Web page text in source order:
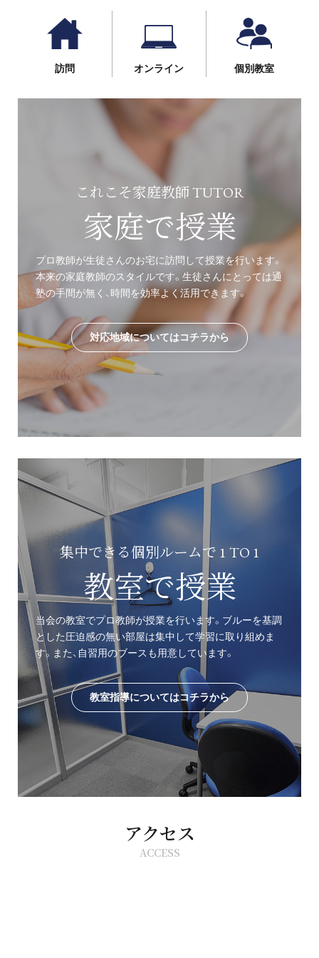
訪問 オンライン 個別教室
これこそ家庭教師 TUTOR
家庭で授業
プロ教師が生徒さんのお宅に訪問して授業を行います。
本来の家庭教師のスタイルです。生徒さんにとっては通
塾の手間が無く、時間を効率よく活用できます。
対応地域についてはコチラから
集中できる個別ルームで 1 TO 1
教室で授業
当会の教室でプロ教師が授業を行います。ブルーを基調
とした圧迫感の無い部屋は集中して学習に取り組めま
す。また、自習用のブースも用意しています。
教室指導についてはコチラから
アクセス
ACCESS